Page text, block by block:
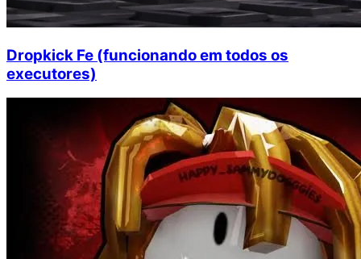
Dropkick Fe (funcionando em todos os
executores)